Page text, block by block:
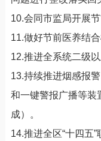
10.会同市监局开展
11.做好节前医养结
12.推进全系统二级
13.持续推进烟感报
和一键警报广播等装
成）。
14.推进全区“十四五